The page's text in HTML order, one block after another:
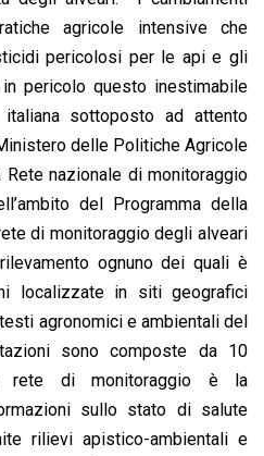
agricole intensive che
pericolosi per le api e gli
pericolo questo inestimabile
italiana sottoposto ad attento
delle Politiche Agricole
nazionale di monitoraggio
del Programma della
di monitoraggio degli alveari
ognuno dei quali è
localizzate in siti geografici
agronomici e ambientali del
sono composte da 10
rete di monitoraggio è la
sullo stato di salute
rilievi apistico-ambientali e